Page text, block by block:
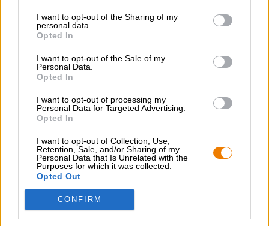
I want to opt-out of the Sharing of my
personal data.
Opted In
I want to opt-out of the Sale of my
Personal Data.
Opted In
I want to opt-out of processing my
Personal Data for Targeted Advertising.
Opted In
I want to opt-out of Collection, Use,
Retention, Sale, and/or Sharing of my
Personal Data that Is Unrelated with the
Purposes for which it was collected.
Opted Out
CONFIRM
UK/US Ales
dyniamit! pumpkin ale
100% (2)
EINWEG
0,50 L Pullo - € 14,96 / LTR